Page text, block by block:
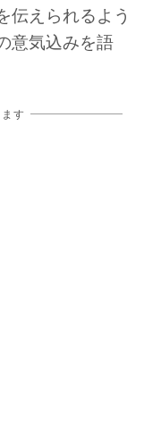
伝えられるよう
意気込みを語
す